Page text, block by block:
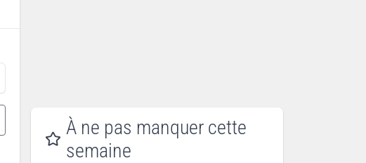
À ne pas manquer cette
semaine